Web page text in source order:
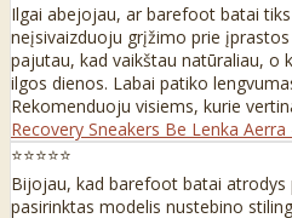
Ilgai abejojau, ar barefoot batai
neįsivaizduoju grįžimo prie
pajutau, kad vaikštau natūraliau, o
ilgos dienos. Labai patiko
Rekomenduoju visiems, kurie
Recovery Sneakers Be Lenka Aerra
⭐⭐⭐⭐⭐
Bijojau, kad barefoot batai atrodys
pasirinktas modelis nustebino